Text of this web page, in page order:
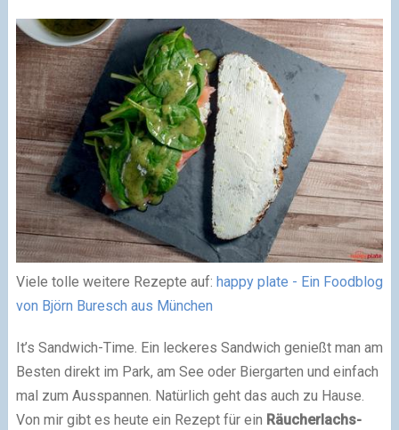
Viele tolle weitere Rezepte auf: happy plate - Ein Foodblog
von Björn Buresch aus München
It’s Sandwich-Time. Ein leckeres Sandwich genießt man am
Besten direkt im Park, am See oder Biergarten und einfach
mal zum Ausspannen. Natürlich geht das auch zu Hause.
Von mir gibt es heute ein Rezept für ein Räucherlachs-